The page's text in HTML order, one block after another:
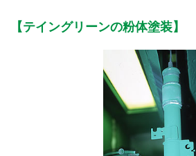
【テイングリーンの粉体塗装】